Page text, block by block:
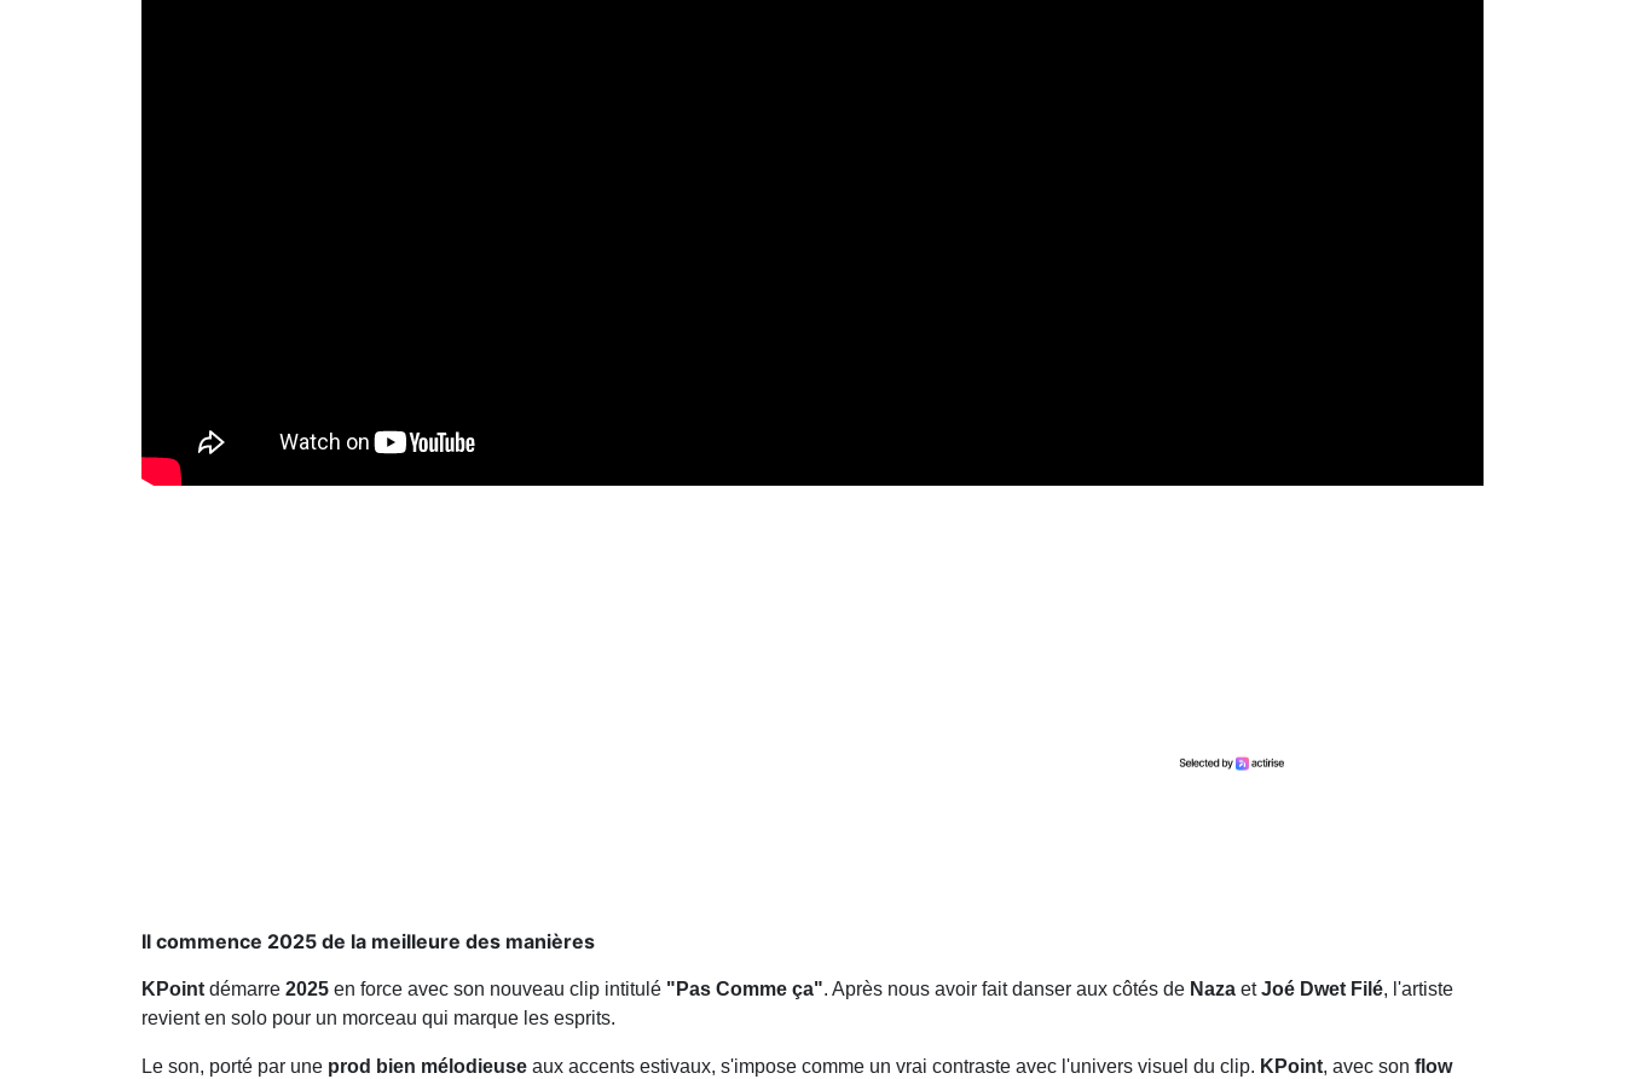
Il commence 2025 de la meilleure des manières
KPoint démarre 2025 en force avec son nouveau clip intitulé "Pas Comme ça". Après nous avoir fait danser aux côtés de Naza etJoé Dwet Filé, l'artiste
revient en solo pour un morceau qui marque les esprits.
Le son, porté par une prod bien mélodieuse aux accents estivaux, s'impose comme un vrai contraste avec l'univers visuel du clip. KPoint, avec son flow